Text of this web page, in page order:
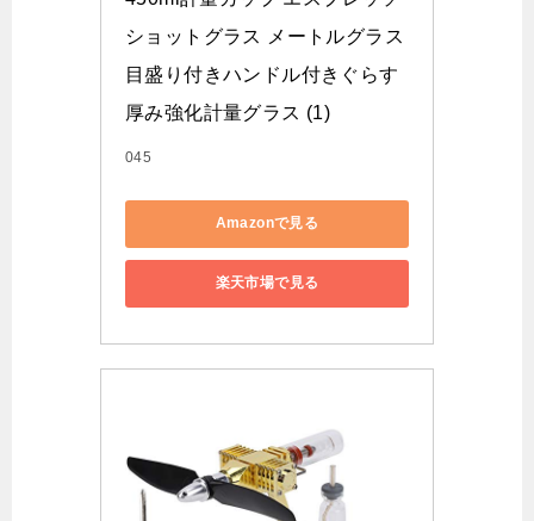
ショットグラス メートルグラス
目盛り付きハンドル付きぐらす
厚み強化計量グラス (1)
045
Amazonで見る
楽天市場で見る